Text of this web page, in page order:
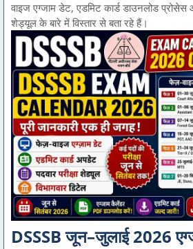
वाइज एग्जाम डेट, एडमिट कार्ड डाउनलोड
शेड्यूल के बारे में विस्तार से बता रहे हैं।
DSSSB जून–जुलाई 2026